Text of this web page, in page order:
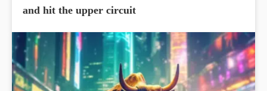
and hit the upper circuit